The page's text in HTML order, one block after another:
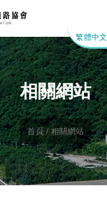
繁體中文
相關網站
首頁 / 相關網站